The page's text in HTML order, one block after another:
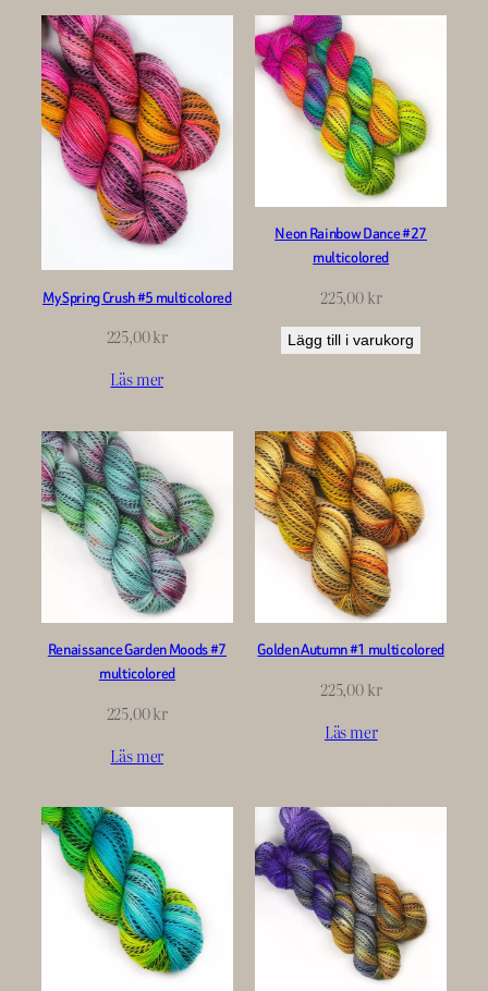
My Spring Crush #5 multicolored
225,00kr
Läs mer
Neon Rainbow Dance #27
multicolored
225,00kr
Lägg till i varukorg
Renaissance Garden Moods #7
multicolored
225,00kr
Läs mer
Golden Autumn #1 multicolored
225,00kr
Läs mer